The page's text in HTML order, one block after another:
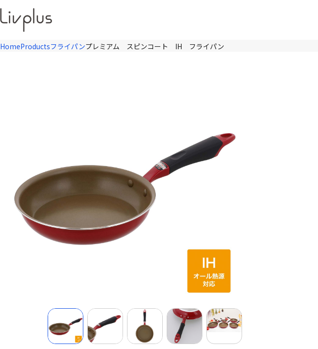
HomeProductsフライパンプレミアム スピンコート IH フライパン